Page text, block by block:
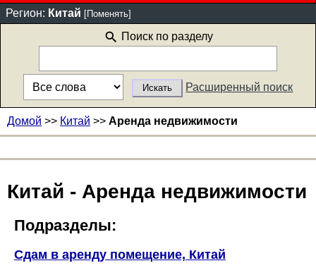
Регион: Китай [Поменять]
Поиск по разделу
Расширенный поиск
Домой >> Китай >> Аренда недвижимости
Китай - Аренда недвижимости
Подразделы:
Сдам в аренду помещение, Китай